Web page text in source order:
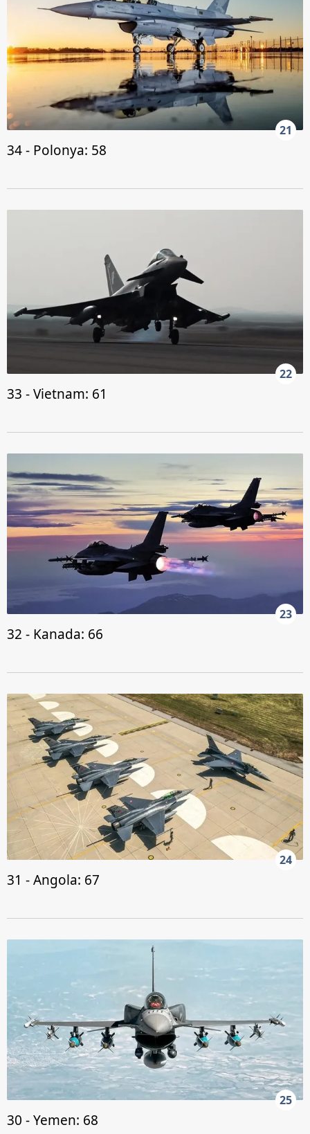
21
34 - Polonya: 58
22
33 - Vietnam: 61
23
32 - Kanada: 66
24
31 - Angola: 67
25
30 - Yemen: 68